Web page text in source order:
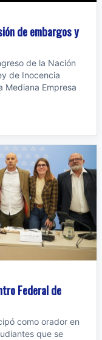
de embargos y
de la Nación
de Inocencia
Mediana Empresa
Federal de
como orador en
que se